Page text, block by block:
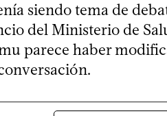
siendo tema de
del Ministerio de
parece haber